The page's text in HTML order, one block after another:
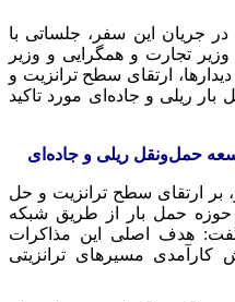
جریان این سفر، جلساتی با
تجارت و همگرایی و وزیر
ارتقای سطح ترانزیت و
ریلی و جاده‌ای مورد تاکید
حمل‌ونقل ریلی و جاده‌ای
بر ارتقای سطح ترانزیت و حل
حوزه حمل بار از طریق شبکه
هدف اصلی این مذاکرات
مسیرهای ترانزیتی